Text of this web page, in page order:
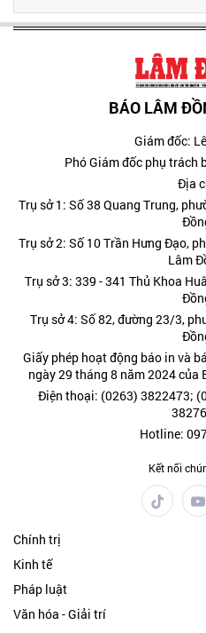
BÁO LÂM
Giám đốc:
Phó Giám đốc phụ trách
Địa
Trụ sở 1: Số 38 Quang Trung,
Trụ sở 2: Số 10 Trần Hưng Đạo,
Lâm
Trụ sở 3: 339 - 341 Thủ Khoa
Trụ sở 4: Số 82, đường 23/3,
Giấy phép hoạt động báo in và
ngày 29 tháng 8 năm 2024 của
Điện thoại: (0263) 3822473;
Hotline:
Kết nối
Chính trị
Kinh tế
Pháp luật
Văn hóa - Giải trí